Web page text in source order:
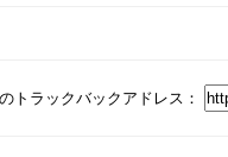
トラックバックアドレス：